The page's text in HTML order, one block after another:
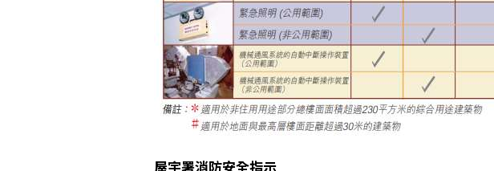
屋宇署消防安全指示